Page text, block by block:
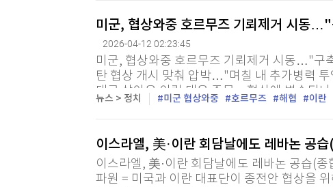
미군, 협상와중 호르무즈 기뢰제거 시동
2026-04-12 02:23:45
미군, 협상와중 호르무즈 기뢰제거 시동…"구
탄 협상 개시 맞춰 압박…"며칠 내 추가병력
대로 삼아온 이란 대응 주목…협상에 변수되
= 미국이 11일(현지시간) 이란과의 종전협상
뉴스 > 정치 미군 협상와중 호르무즈 해협 이란
이스라엘, 美·이란 회담날에도 레바논 공
이스라엘, 美·이란 회담날에도 레바논 공습(
파원 = 미국과 이란 대표단이 종전안 협상을